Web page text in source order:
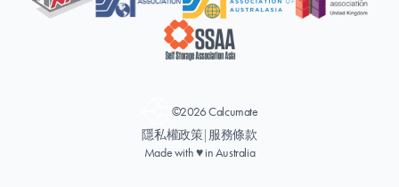
©2026 Calcumate
隱私權政策| 服務條款
Made with ♥ in Australia